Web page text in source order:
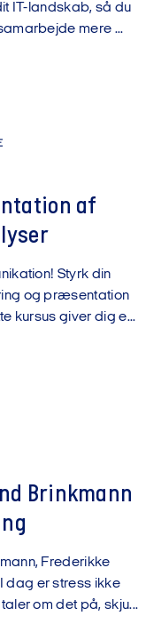
IT-landskab, så du
mere ...
af
Styrk din
og præsentation
kursus giver dig e...
Brinkmann
Frederikke
dag er stress ikke
om det på, skju...